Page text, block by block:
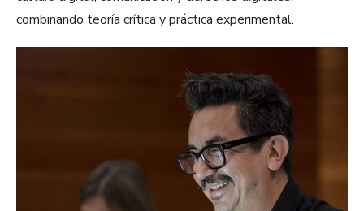
combinando teoría crítica y práctica experimental.